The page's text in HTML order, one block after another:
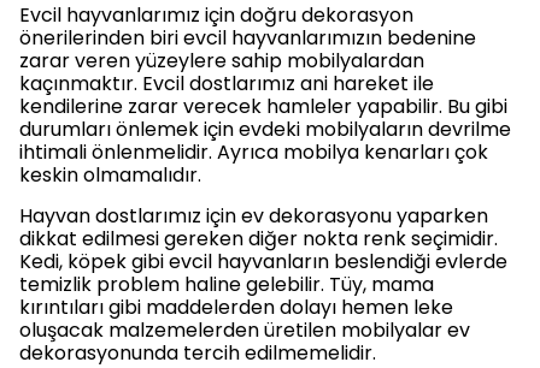
Evcil hayvanlarımız için doğru dekorasyon
önerilerinden biri evcil hayvanlarımızın bedenine
zarar veren yüzeylere sahip mobilyalardan
kaçınmaktır. Evcil dostlarımız ani hareket ile
kendilerine zarar verecek hamleler yapabilir. Bu gibi
durumları önlemek için evdeki mobilyaların devrilme
ihtimali önlenmelidir. Ayrıca mobilya kenarları çok
keskin olmamalıdır.
Hayvan dostlarımız için ev dekorasyonu yaparken
dikkat edilmesi gereken diğer nokta renk seçimidir.
Kedi, köpek gibi evcil hayvanların beslendiği evlerde
temizlik problem haline gelebilir. Tüy, mama
kırıntıları gibi maddelerden dolayı hemen leke
oluşacak malzemelerden üretilen mobilyalar ev
dekorasyonunda tercih edilmemelidir.